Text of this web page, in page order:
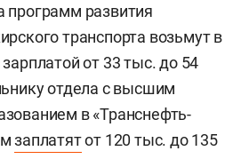
отдела одного из
с
человек. Голая зарплата
тыс. рублей. Она
в 23 тыс. рублей,
муниципальному
программ развития
транспорта возьмут в
от 33 тыс. до 54
отдела с высшим
в «Транснефть-
заплатятот 120 тыс. до 135